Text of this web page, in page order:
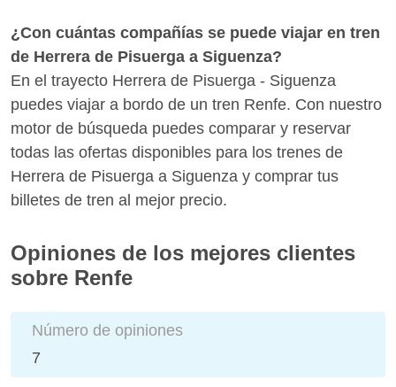
¿Con cuántas compañías se puede viajar en tren
de Herrera de Pisuerga a Siguenza?
En el trayecto Herrera de Pisuerga - Siguenza
puedes viajar a bordo de un tren Renfe. Con nuestro
motor de búsqueda puedes comparar y reservar
todas las ofertas disponibles para los trenes de
Herrera de Pisuerga a Siguenza y comprar tus
billetes de tren al mejor precio.
Opiniones de los mejores clientes
sobre Renfe
Número de opiniones
7